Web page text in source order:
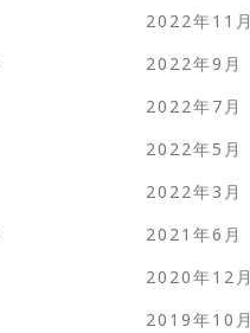
2022年11月
2022年9月
2022年7月
2022年5月
2022年3月
2021年6月
2020年12月
2019年10月